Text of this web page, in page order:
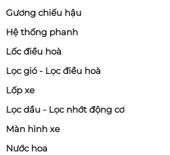
Gương chiếu hậu
Hệ thống phanh
Lốc điều hoà
Lọc gió - Lọc điều hoà
Lốp xe
Lọc dầu - Lọc nhớt động cơ
Màn hình xe
Nước hoa